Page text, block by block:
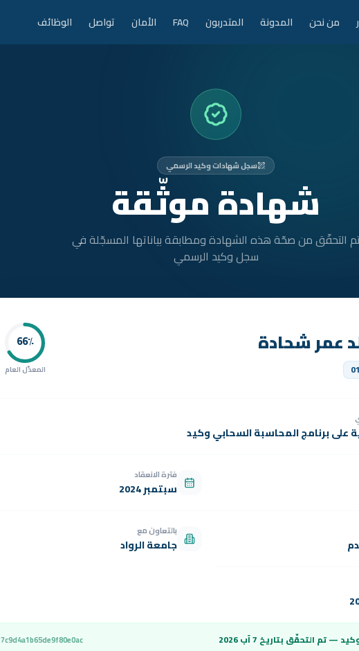
من نحن المدونة المتدربون FAQ الأمان تواصل الوظائف
سجل شهادات وكيد الرسمي
شهادة موثّقة
تم التحقّق من صحّة هذه الشهادة ومطابقة بياناتها المسجّلة في
سجل وكيد الرسمي
عمر شحادة 66٪
المعدّل العام
على برنامج المحاسبة السحابي وكيد
فترة الانعقاد
سبتمبر 2024
بالتعاون مع
جامعة الرواد
— تم التحقّق بتاريخ 7 آب 2026 7c9d4a1b65de9f80e0ac